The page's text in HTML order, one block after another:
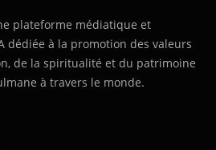
plateforme médiatique et
dédiée à la promotion des valeurs
de la spiritualité et du patrimoine
à travers le monde.